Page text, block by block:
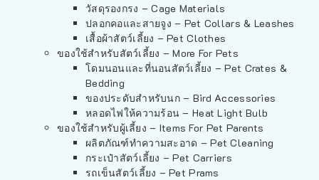
วัสดุรองกรง – Cage Materials
ปลอกคอและสายจูง – Pet Collars & Leashes
เสื้อผ้าสัตว์เลี้ยง – Pet Clothes
ของใช้สำหรับสัตว์เลี้ยง – More For Pets
โดมนอนและที่นอนสัตว์เลี้ยง – Pet Crates &
Bedding
ของประดับสำหรับนก – Bird Accessories
หลอดไฟให้ความร้อน – Heat Light Bulb
ของใช้สำหรับผู้เลี้ยง – Items For Pet Parents
ผลิตภัณฑ์ทำความสะอาด – Pet Cleaning
กระเป๋าสัตว์เลี้ยง – Pet Carriers
รถเข็นสัตว์เลี้ยง – Pet Prams